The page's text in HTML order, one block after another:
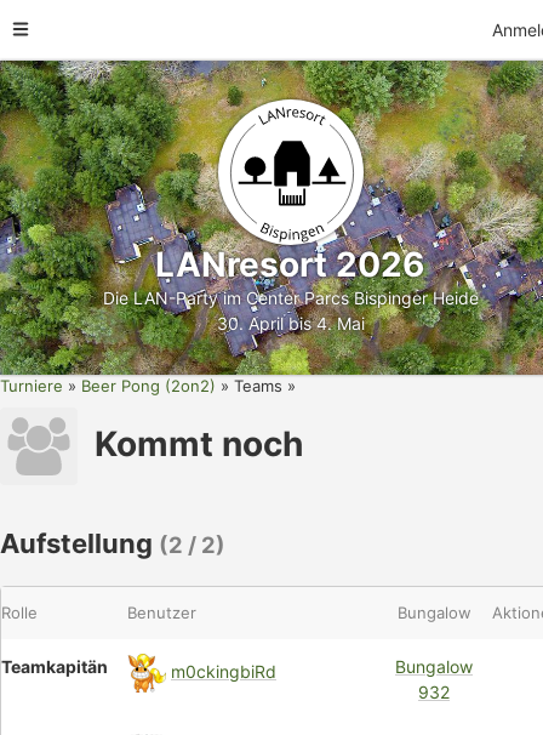
LANresort 2026
Die LAN-Party im Center Parcs Bispinger Heide
30. April bis 4. Mai
Turniere Beer Pong (2on2) Teams
Kommt noch
Aufstellung (2 / 2)
Rolle Benutzer Bungalow
Teamkapitän m0ckingbiRd
Bungalow
932